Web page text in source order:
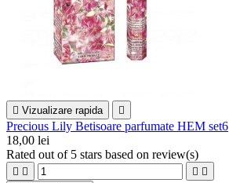
 Vizualizare rapida 
Precious Lily Betisoare parfumate HEM set6
18,00 lei
Rated out of 5 stars based on review(s)
   